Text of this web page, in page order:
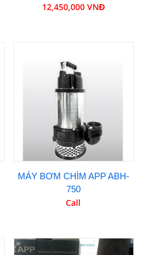
12,450,000 VNĐ
MÁY BƠM CHÌM APP ABH-
750
Call